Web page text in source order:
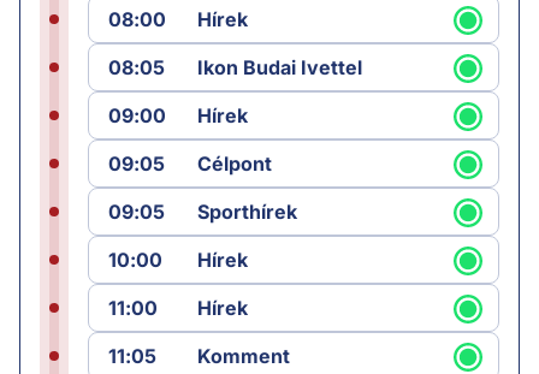
08:00
Hírek
08:05
Ikon Budai Ivettel
09:00
Hírek
09:05
Célpont
09:05
Sporthírek
10:00
Hírek
11:00
Hírek
11:05
Komment